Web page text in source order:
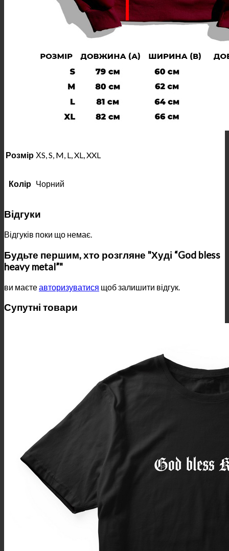
Розмір ХS, S, M, L, XL, XXL
Колір Чорний
Відгуки
Відгуків поки що немає.
Будьте першим, хто розгляне "Худі “God bless
heavy metal”"
ви маєтеавторизуватися щоб залишити відгук.
Супутні товари